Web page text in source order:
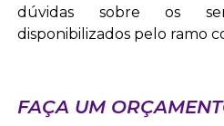
dúvidas sobre os
disponibilizados pelo ramo
FAÇA UM